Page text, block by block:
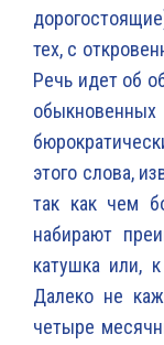
тех, с
Речь идет об
этого слова,
так как чем
набирают
катушка или,
Далеко не
четыре